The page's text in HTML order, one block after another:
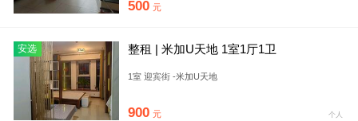
500 元
安选 整租 | 米加U天地 1室1厅1卫
1室 迎宾街 -米加U天地
900 元 个人